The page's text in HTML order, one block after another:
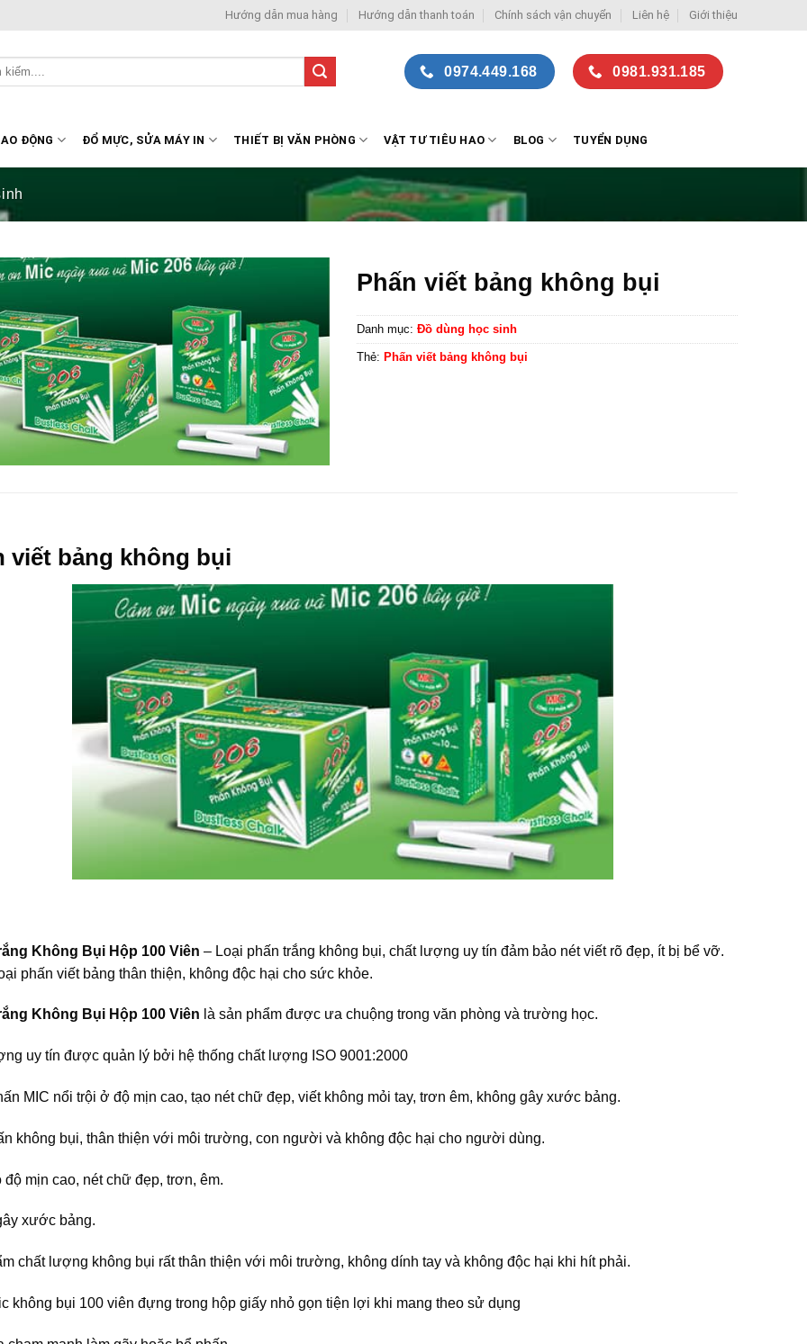
Hướng dẫn mua hàng Hướng dẫn thanh toán Chính sách vận chuyển Liên hệ Giới thiệu
0974.449.168 0981.931.185
ĐỘNG ĐỔ MỰC, SỬA MÁY IN THIẾT BỊ VĂN PHÒNG VẬT TƯ TIÊU HAO BLOG TUYỂN DỤNG
Phấn viết bảng không bụi
Danh mục: Đồ dùng học sinh
Thẻ: Phấn viết bảng không bụi
viết bảng không bụi
Không Bụi Hộp 100 Viên – Loại phấn trắng không bụi, chất lượng uy tín đảm bảo nét viết rõ đẹp, ít bị bể vỡ.
phấn viết bảng thân thiện, không độc hại cho sức khỏe.
Không Bụi Hộp 100 Viên là sản phẩm được ưa chuộng trong văn phòng và trường học.
uy tín được quản lý bởi hệ thống chất lượng ISO 9001:2000
MIC nổi trội ở độ mịn cao, tạo nét chữ đẹp, viết không mỏi tay, trơn êm, không gây xước bảng.
không bụi, thân thiện với môi trường, con người và không độc hại cho người dùng.
độ mịn cao, nét chữ đẹp, trơn, êm.
xước bảng.
chất lượng không bụi rất thân thiện với môi trường, không dính tay và không độc hại khi hít phải.
không bụi 100 viên đựng trong hộp giấy nhỏ gọn tiện lợi khi mang theo sử dụng